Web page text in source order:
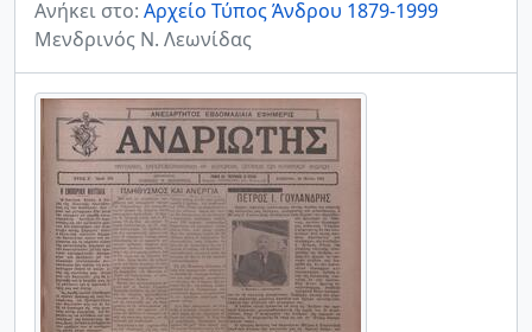
Ανήκει στο: Αρχείο Τύπος Άνδρου 1879-1999
Μενδρινός Ν. Λεωνίδας